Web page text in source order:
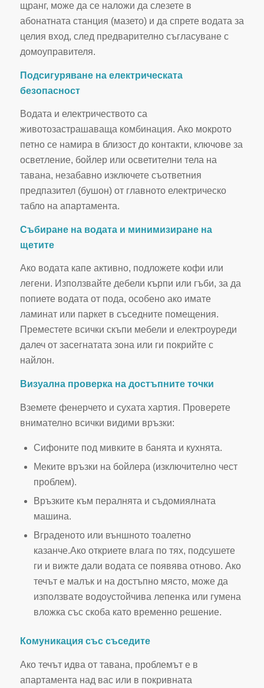
щранг, може да се наложи да слезете в
абонатната станция (мазето) и да спрете водата за
целия вход, след предварително съгласуване с
домоуправителя.
Подсигуряване на електрическата
безопасност
Водата и електричеството са
животозастрашаваща комбинация. Ако мокрото
петно се намира в близост до контакти, ключове за
осветление, бойлер или осветителни тела на
тавана, незабавно изключете съответния
предпазител (бушон) от главното електрическо
табло на апартамента.
Събиране на водата и минимизиране на
щетите
Ако водата капе активно, подложете кофи или
легени. Използвайте дебели кърпи или гъби, за да
попиете водата от пода, особено ако имате
ламинат или паркет в съседните помещения.
Преместете всички скъпи мебели и електроуреди
далеч от засегнатата зона или ги покрийте с
найлон.
Визуална проверка на достъпните точки
Вземете фенерчето и сухата хартия. Проверете
внимателно всички видими връзки:
Сифоните под мивките в банята и кухнята.
Меките връзки на бойлера (изключително чест
проблем).
Връзките към пералнята и съдомиялната
машина.
Вграденото или външното тоалетно
казанче.Ако откриете влага по тях, подсушете
ги и вижте дали водата се появява отново. Ако
течът е малък и на достъпно място, може да
използвате водоустойчива лепенка или гумена
вложка със скоба като временно решение.
Комуникация със съседите
Ако течът идва от тавана, проблемът е в
апартамента над вас или в покривната